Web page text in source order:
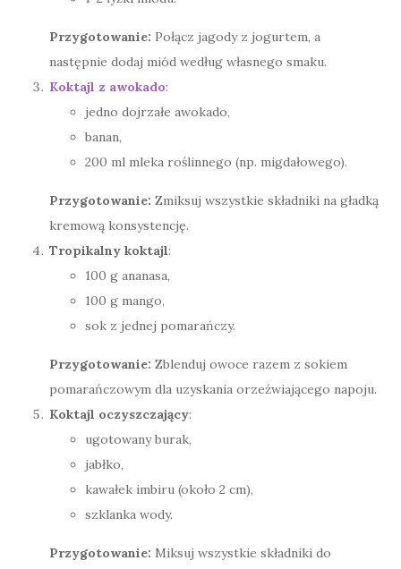
Przygotowanie: Połącz jagody z jogurtem, a
następnie dodaj miód według własnego smaku.
Koktajl z awokado:
jedno dojrzałe awokado,
banan,
200 ml mleka roślinnego (np. migdałowego).
Przygotowanie: Zmiksuj wszystkie składniki na gładką
kremową konsystencję.
Tropikalny koktajl:
100 g ananasa,
100 g mango,
sok z jednej pomarańczy.
Przygotowanie: Zblenduj owoce razem z sokiem
pomarańczowym dla uzyskania orzeźwiającego napoju.
Koktajl oczyszczający:
ugotowany burak,
jabłko,
kawałek imbiru (około 2 cm),
szklanka wody.
Przygotowanie: Miksuj wszystkie składniki do